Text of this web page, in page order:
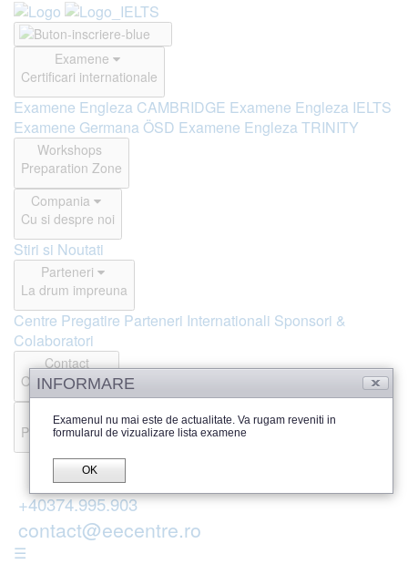
Examene
Certificari internationale
Examene Engleza CAMBRIDGE Examene Engleza IELTS
Examene Germana ÖSD Examene Engleza TRINITY
Workshops
Preparation Zone
Compania
Cu si despre noi
Stiri si Noutati
Parteneri
La drum impreuna
Centre Pregatire Parteneri Internationali Sponsori &
Colaboratori
Contact
Offline si Online
Recenzii
Parerea publicului
+40374.995.903
contact@eecentre.ro
☰
INFORMARE
Examenul nu mai este de actualitate. Va rugam reveniti in
formularul de vizualizare lista examene
OK